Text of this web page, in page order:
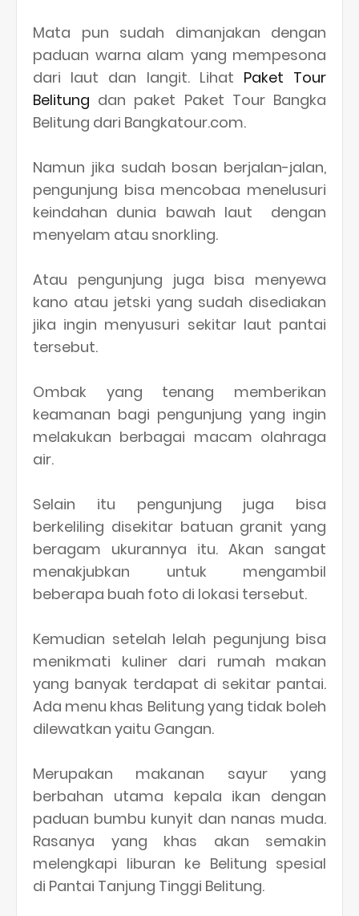
Mata pun sudah dimanjakan dengan
paduan warna alam yang mempesona
dari laut dan langit. Lihat Paket Tour
Belitung dan paket Paket Tour Bangka
Belitung dari Bangkatour.com.
Namun jika sudah bosan berjalan-jalan,
pengunjung bisa mencobaa menelusuri
keindahan dunia bawah laut dengan
menyelam atau snorkling.
Atau pengunjung juga bisa menyewa
kano atau jetski yang sudah disediakan
jika ingin menyusuri sekitar laut pantai
tersebut.
Ombak yang tenang memberikan
keamanan bagi pengunjung yang ingin
melakukan berbagai macam olahraga
air.
Selain itu pengunjung juga bisa
berkeliling disekitar batuan granit yang
beragam ukurannya itu. Akan sangat
menakjubkan untuk mengambil
beberapa buah foto di lokasi tersebut.
Kemudian setelah lelah pegunjung bisa
menikmati kuliner dari rumah makan
yang banyak terdapat di sekitar pantai.
Ada menu khas Belitung yang tidak boleh
dilewatkan yaitu Gangan.
Merupakan makanan sayur yang
berbahan utama kepala ikan dengan
paduan bumbu kunyit dan nanas muda.
Rasanya yang khas akan semakin
melengkapi liburan ke Belitung spesial
di Pantai Tanjung Tinggi Belitung.